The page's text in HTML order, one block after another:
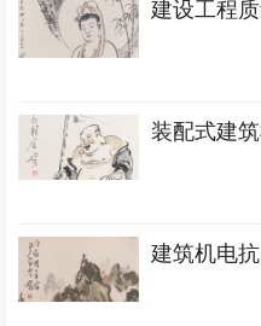
建设工程
装配式建
建筑机电